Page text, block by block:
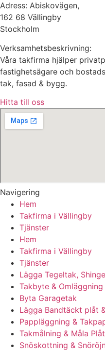
Adress: Abiskovägen,
162 68 Vällingby
Stockholm
Verksamhetsbeskrivning:
Våra takfirma hjälper
fastighetsägare och
tak, fasad & bygg.
Hitta till oss
Navigering
Hem
Takfirma i Vällingby
Tjänster
Hem
Takfirma i Vällingby
Tjänster
Lägga Tegeltak,
Takbyte & Omläggning
Byta Garagetak
Lägga Bandtäckt plåt
Pappläggning &
Takmålning & Måla
Snöskottning &